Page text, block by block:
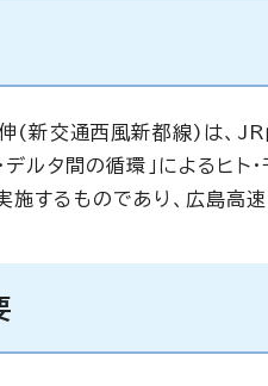
(新交通西風新都線)は、
デルタ間の循環」によるヒ
施するものであり、広島高